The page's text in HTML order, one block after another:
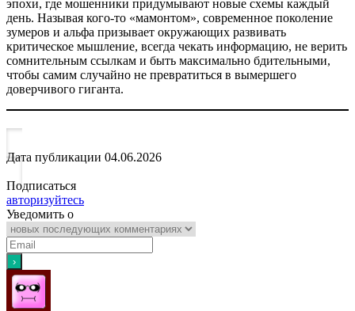
эпохи, где мошенники придумывают новые схемы каждый
день. Называя кого-то «мамонтом», современное поколение
зумеров и альфа призывает окружающих развивать
критическое мышление, всегда чекать информацию, не верить
сомнительным ссылкам и быть максимально бдительными,
чтобы самим случайно не превратиться в вымершего
доверчивого гиганта.
Дата публикации 04.06.2026
Подписаться
авторизуйтесь
Уведомить о